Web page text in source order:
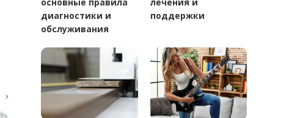
диагностики и
обслуживания
поддержки